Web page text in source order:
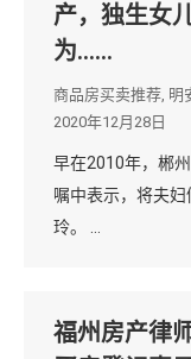
产，独生女
为……
商品房买卖推荐, 明
2020年12月28日
早在2010年，郴
嘱中表示，将夫
玲。 …
福州房产律